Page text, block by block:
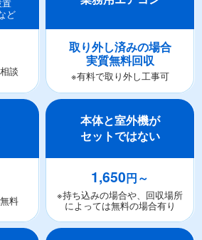
ど
談
取り外し済みの場合
実質無料回収
※有料で取り外し工事可
料
本体と室外機が
セットではない
1,650円～
※持ち込みの場合や、回収場所
によっては無料の場合有り